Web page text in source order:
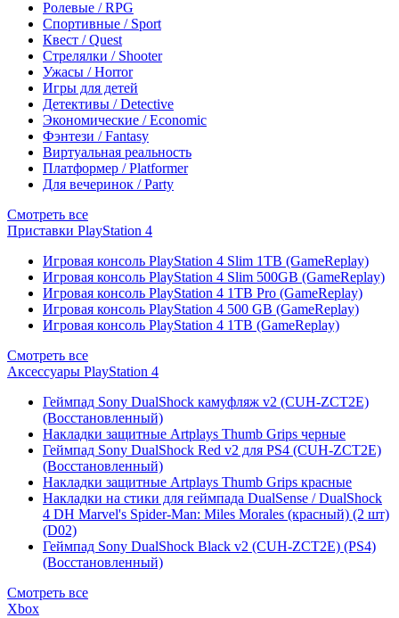
Ролевые / RPG
Спортивные / Sport
Квест / Quest
Стрелялки / Shooter
Ужасы / Horror
Игры для детей
Детективы / Detective
Экономические / Economic
Фэнтези / Fantasy
Виртуальная реальность
Платформер / Platformer
Для вечеринок / Party
Смотреть все
Приставки PlayStation 4
Игровая консоль PlayStation 4 Slim 1TB (GameReplay)
Игровая консоль PlayStation 4 Slim 500GB (GameReplay)
Игровая консоль PlayStation 4 1TB Pro (GameReplay)
Игровая консоль PlayStation 4 500 GB (GameReplay)
Игровая консоль PlayStation 4 1TB (GameReplay)
Смотреть все
Аксессуары PlayStation 4
Геймпад Sony DualShock камуфляж v2 (CUH-ZCT2E)
(Восстановленный)
Накладки защитные Artplays Thumb Grips черные
Геймпад Sony DualShock Red v2 для PS4 (CUH-ZCT2E)
(Восстановленный)
Накладки защитные Artplays Thumb Grips красные
Накладки на стики для геймпада DualSense / DualShock
4 DH Marvel's Spider-Man: Miles Morales (красный) (2 шт)
(D02)
Геймпад Sony DualShock Black v2 (CUH-ZCT2E) (PS4)
(Восстановленный)
Смотреть все
Xbox